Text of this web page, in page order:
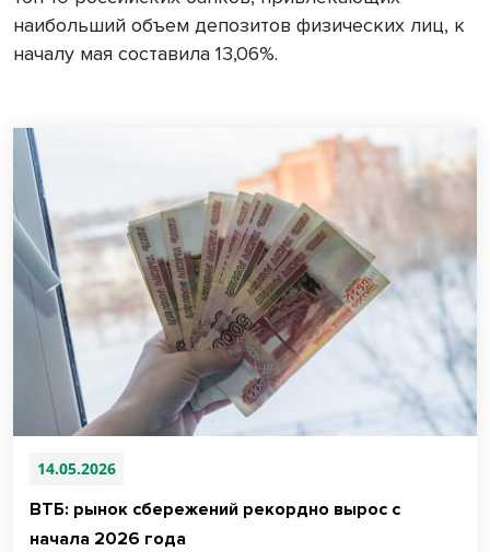
наибольший объем депозитов физических лиц, к
началу мая составила 13,06%.
14.05.2026
ВТБ: рынок сбережений рекордно вырос с
начала 2026 года